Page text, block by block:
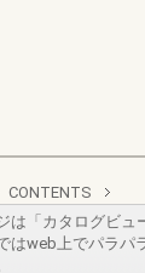
CONTENTS
は「カタログビュ
はweb上でパラパ